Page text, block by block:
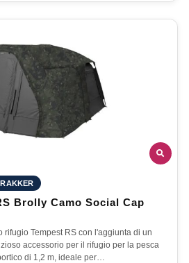
Brolly Camo Social Cap
rifugio Tempest RS con l'aggiunta di un
accessorio per il rifugio per la pesca
di 1,2 m, ideale per…